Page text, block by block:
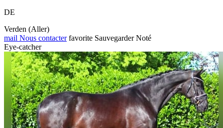
DE
Verden (Aller)
mail Nous contacter favorite Sauvegarder Noté
Eye-catcher